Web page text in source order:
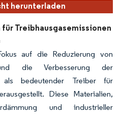
herunterladen
Treibhausgasemissionen
auf die Reduzierung von
und die Verbesserung der
bedeutender Treiber für
Diese Materialien,
und industrieller